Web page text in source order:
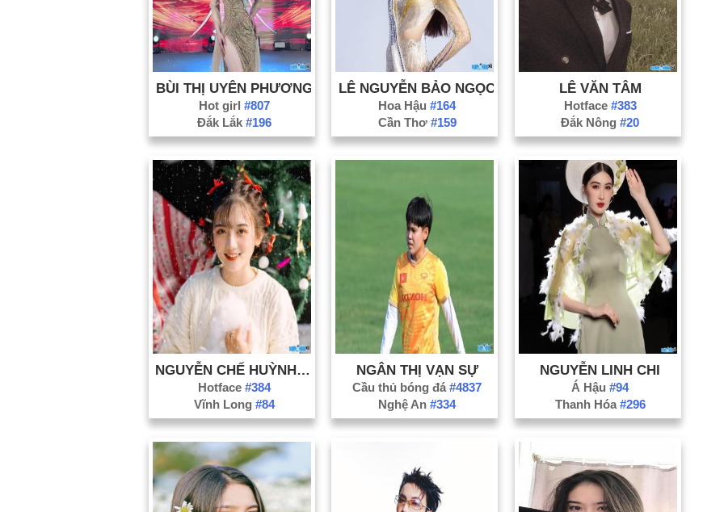
BÙI THỊ UYÊN PHƯƠNG
Hot girl #807
Đắk Lắk #196
LÊ NGUYỄN BẢO NGỌC
Hoa Hậu#164
Cần Thơ #159
LÊ VĂN TÂM
Hotface #383
Đắk Nông#20
NGUYỄN CHẾ HUỲNH NHƯ
Hotface #384
Vĩnh Long #84
NGÂN THỊ VẠN SỰ
Cầu thủ bóng đá#4837
Nghệ An#334
NGUYỄN LINH CHI
Á Hậu#94
Thanh Hóa #296